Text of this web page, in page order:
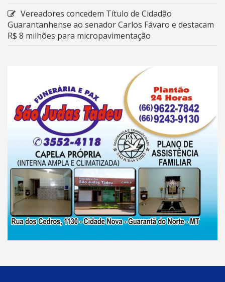
Vereadores concedem Título de Cidadão
Guarantanhense ao senador Carlos Fávaro e destacam
R$ 8 milhões para micropavimentação